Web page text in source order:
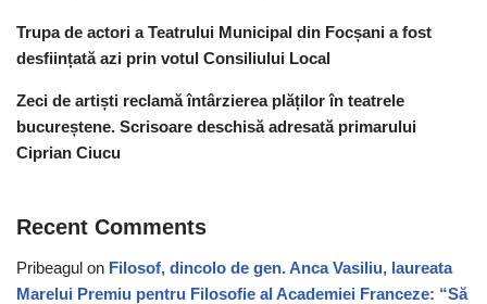
Trupa de actori a Teatrului Municipal din Focșani a fost
desființată azi prin votul Consiliului Local
Zeci de artiști reclamă întârzierea plăților în teatrele
bucureștene. Scrisoare deschisă adresată primarului
Ciprian Ciucu
Recent Comments
Pribeagul on Filosof, dincolo de gen. Anca Vasiliu, laureata
Marelui Premiu pentru Filosofie al Academiei Franceze: “Să